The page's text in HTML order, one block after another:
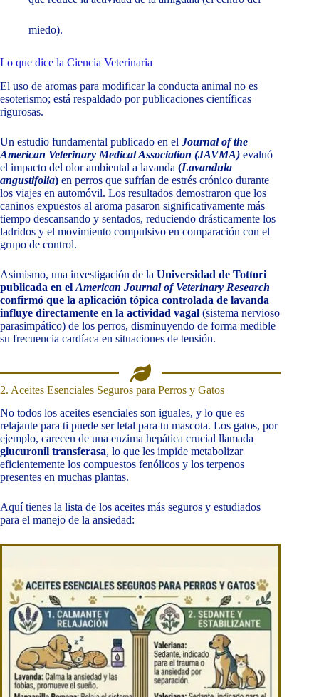
miedo).
Lo que dice la Ciencia Veterinaria
El uso de aromas para modificar la conducta animal no es
esoterismo; está respaldado por publicaciones científicas
rigurosas.
Un estudio fundamental publicado en el Journal of the
American Veterinary Medical Association (JAVMA) evaluó
el impacto del olor ambiental a lavanda (Lavandula
angustifolia) en perros que sufrían de estrés crónico durante
los viajes en automóvil. Los resultados demostraron que los
caninos expuestos al aroma pasaron significativamente más
tiempo descansando y sentados, reduciendo drásticamente los
ladridos y el movimiento compulsivo en comparación con el
grupo de control.
Asimismo, una investigación de la Universidad de Tottori
publicada en el American Journal of Veterinary Research
confirmó que la aplicación tópica controlada de lavanda
influye directamente en la actividad vagal (sistema nervioso
parasimpático) de los perros, disminuyendo de forma medible
su frecuencia cardíaca en situaciones de tensión.
2. Aceites Esenciales Seguros para Perros y Gatos
No todos los aceites esenciales son iguales, y lo que es
relajante para ti puede ser letal para tu mascota. Los gatos, por
ejemplo, carecen de una enzima hepática crucial llamada
glucuronil transferasa, lo que les impide metabolizar
eficientemente los compuestos fenólicos y los terpenos
presentes en muchas plantas.
Aquí tienes la lista de los aceites más seguros y estudiados
para el manejo de la ansiedad: